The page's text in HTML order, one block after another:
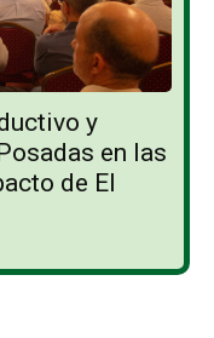
y
en las
de El